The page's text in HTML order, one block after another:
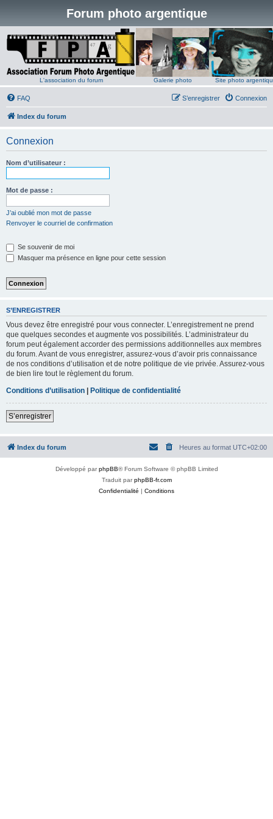
Forum photo argentique
L'association du forum Galerie photo Site photo
FAQ Connexion
S’enregistrer
Index du forum
Connexion
Nom d’utilisateur :
Mot de passe :
J’ai oublié mon mot de passe
Renvoyer le courriel de confirmation
Se souvenir de moi
Masquer ma présence en ligne pour cette session
S’ENREGISTRER
Vous devez être enregistré pour vous connecter. L’enregistrement ne prend
que quelques secondes et augmente vos possibilités. L’administrateur du
forum peut également accorder des permissions additionnelles aux membres
du forum. Avant de vous enregistrer, assurez-vous d’avoir pris connaissance
de nos conditions d’utilisation et de notre politique de vie privée. Assurez-vous
de bien lire tout le règlement du forum.
Conditions d’utilisation | Politique de confidentialité
S’enregistrer
Index du forum Heures au format UTC+02:00
Développé parphpBB® Forum Software © phpBB Limited
Traduit parphpBB-fr.com
Confidentialité | Conditions